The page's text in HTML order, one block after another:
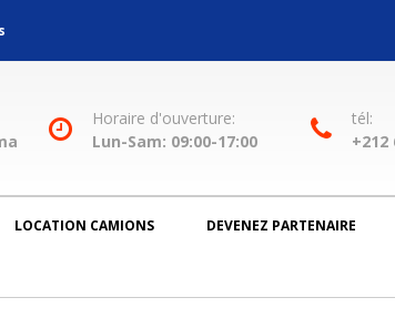
Horaire d'ouverture:
Lun-Sam: 09:00-17:00
tél:
+212
LOCATION CAMIONS DEVENEZ PARTENAIRE